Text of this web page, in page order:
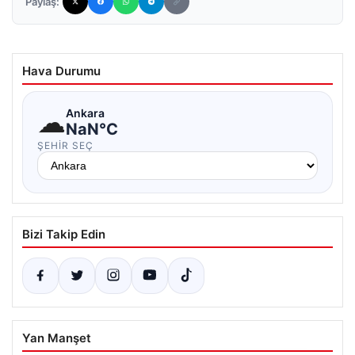
Hava Durumu
☁Ankara
NaN°C
ŞEHIR SEÇ
Bizi Takip Edin
Yan Manşet